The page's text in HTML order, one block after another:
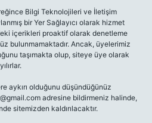
Bilgi Teknolojileri ve İletişim
bir Yer Sağlayıcı olarak hizmet
içerikleri proaktif olarak denetleme
bulunmamaktadır. Ancak, üyelerimiz
taşımakta olup, siteye üye olarak
aykırı olduğunu düşündüğünüz
adresine bildirmeniz halinde,
sitemizden kaldırılacaktır.